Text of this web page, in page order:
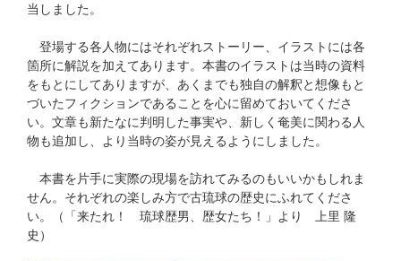
当しました。
登場する各人物にはそれぞれストーリー、イラストには各
箇所に解説を加えてあります。本書のイラストは当時の資料
をもとにしてありますが、あくまでも独自の解釈と想像もと
づいたフィクションであることを心に留めておいてくださ
い。文章も新たなに判明した事実や、新しく奄美に関わる人
物も追加し、より当時の姿が見えるようにしました。
本書を片手に実際の現場を訪れてみるのもいいかもしれま
せん。それぞれの楽しみ方で古琉球の歴史にふれてくださ
い。（「来たれ！ 琉球歴男、歴女たち！」より 上里 隆
史）